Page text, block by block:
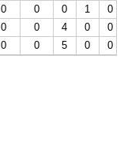
0 0 0 1
0
0 0 4 0
0
0 0 5 0 0